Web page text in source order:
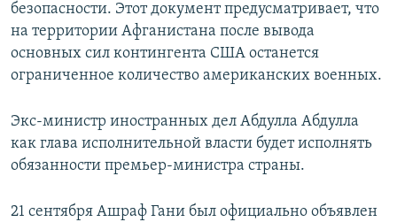
безопасности. Этот документ предусматривает, что
на территории Афганистана после вывода
основных сил контингента США останется
ограниченное количество американских военных.
Экс-министр иностранных дел Абдулла Абдулла
как глава исполнительной власти будет исполнять
обязанности премьер-министра страны.
21 сентября Ашраф Гани был официально объявлен